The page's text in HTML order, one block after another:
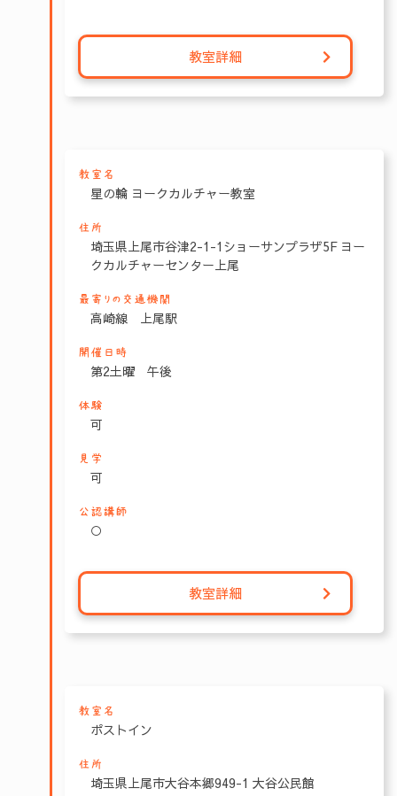
教室詳細
教室名
星の輪 ヨークカルチャー教室
住所
埼玉県上尾市谷津2-1-1ショーサンプラザ5F ヨー
クカルチャーセンター上尾
最寄りの交通機関
高崎線 上尾駅
開催日時
第2土曜 午後
体験
可
見学
可
公認講師
○
教室詳細
教室名
ポストイン
住所
埼玉県上尾市大谷本郷949-1 大谷公民館